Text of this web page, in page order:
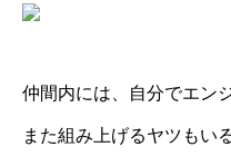
仲間内には、自分でエン
また組み上げるヤツもい